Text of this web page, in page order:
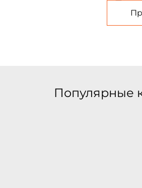
Популярные